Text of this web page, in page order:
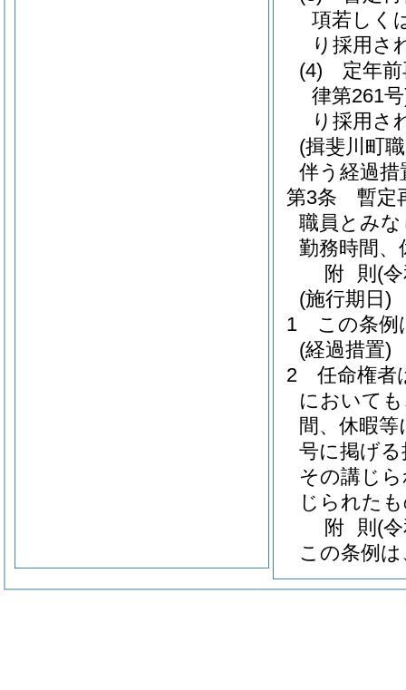
項若しく
り採用さ
(4)
定年
律第261
り採用さ
(揖斐川町
伴う経過措
第3条
暫定
職員とみ
勤務時間
附 則 (
(施行期日)
1
この条例
(経過措置)
2
任命権者
において
間、休暇
号に掲げ
その講じ
じられた
附 則 (
この条例